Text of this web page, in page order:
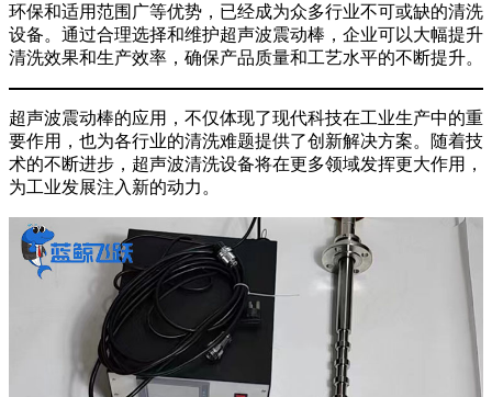
环保和适用范围广等优势，已经成为众多行业不可或缺的清洗
设备。通过合理选择和维护超声波震动棒，企业可以大幅提升
清洗效果和生产效率，确保产品质量和工艺水平的不断提升。
超声波震动棒的应用，不仅体现了现代科技在工业生产中的重
要作用，也为各行业的清洗难题提供了创新解决方案。随着技
术的不断进步，超声波清洗设备将在更多领域发挥更大作用，
为工业发展注入新的动力。